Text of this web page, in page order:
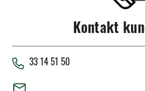
Kontakt
33 14 51 50